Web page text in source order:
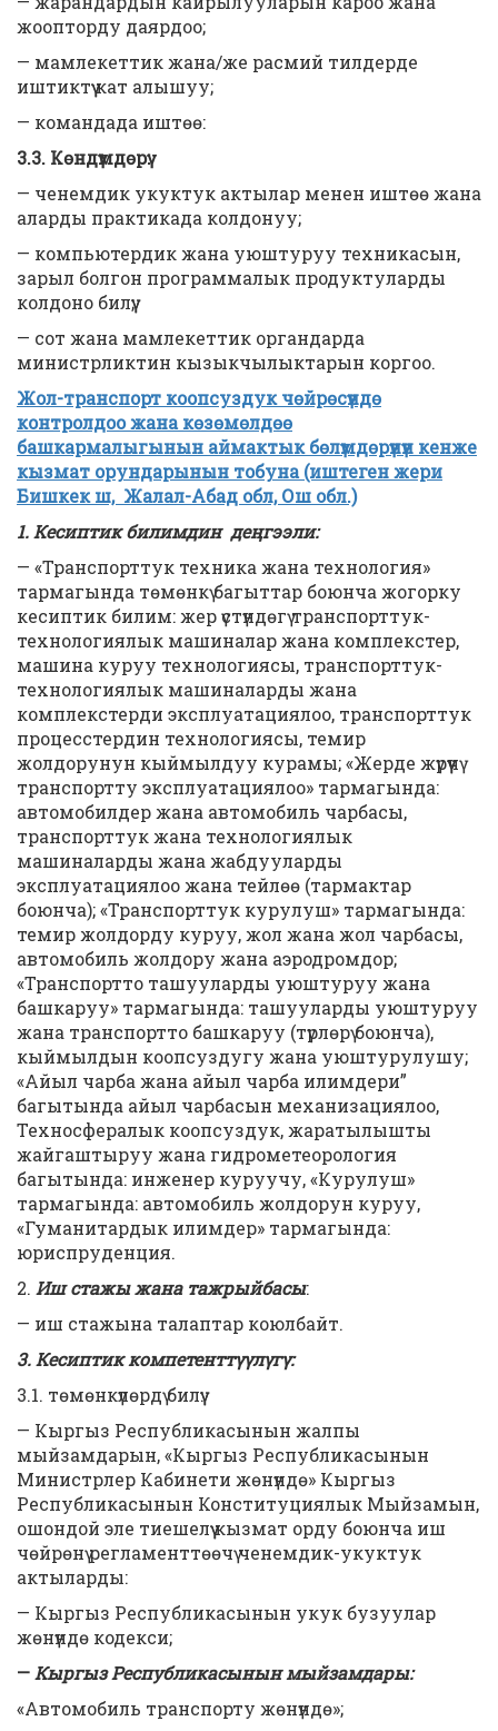
жоопторду даярдоо;
— мамлекеттик жана/же расмий тилдерде
иштиктүү кат алышуу;
— командада иштөө:
3.3. Көндүмдөрү:
— ченемдик укуктук актылар менен иштөө жана
аларды практикада колдонуу;
— компьютердик жана уюштуруу техникасын,
зарыл болгон программалык продуктуларды
колдоно билүү;
— сот жана мамлекеттик органдарда
министрликтин кызыкчылыктарын коргоо.
Жол-транспорт коопсуздук чөйрөсүндө
контролдоо жана көзөмөлдөө
башкармалыгынын аймактык бөлүмдөрүнүн кенже
кызмат орундарынын тобуна (иштеген жери
Бишкек ш, Жалал-Абад обл, Ош обл.)
1. Кесиптик билимдин деңгээли:
— «Транспорттук техника жана технология»
тармагында төмөнкү багыттар боюнча жогорку
кесиптик билим: жер үстүндөгү транспорттук-
технологиялык машиналар жана комплекстер,
машина куруу технологиясы, транспорттук-
технологиялык машиналарды жана
комплекстерди эксплуатациялоо, транспорттук
процесстердин технологиясы, темир
жолдорунун кыймылдуу курамы; «Жерде жүрүүчү
транспортту эксплуатациялоо» тармагында:
автомобилдер жана автомобиль чарбасы,
транспорттук жана технологиялык
машиналарды жана жабдууларды
эксплуатациялоо жана тейлөө (тармактар
боюнча); «Транспорттук курулуш» тармагында:
темир жолдорду куруу, жол жана жол чарбасы,
автомобиль жолдору жана аэродромдор;
«Транспортто ташууларды уюштуруу жана
башкаруу» тармагында: ташууларды уюштуруу
жана транспортто башкаруу (түрлөрү боюнча),
кыймылдын коопсуздугу жана уюштурулушу;
«Айыл чарба жана айыл чарба илимдери”
багытында айыл чарбасын механизациялоо,
Техносфералык коопсуздук, жаратылышты
жайгаштыруу жана гидрометеорология
багытында: инженер куруучу, «Курулуш»
тармагында: автомобиль жолдорун куруу,
«Гуманитардык илимдер» тармагында:
юриспруденция.
2. Иш стажы жана тажрыйбасы:
— иш стажына талаптар коюлбайт.
3. Кесиптик компетенттүүлүгү:
3.1. төмөнкүлөрдү билүү:
— Кыргыз Республикасынын жалпы
мыйзамдарын, «Кыргыз Республикасынын
Министрлер Кабинети жөнүндө» Кыргыз
Республикасынын Конституциялык Мыйзамын,
ошондой эле тиешелүү кызмат орду боюнча иш
чөйрөнү регламенттөөчү ченемдик-укуктук
актыларды:
— Кыргыз Республикасынын укук бузуулар
жөнүндө кодекси;
—Кыргыз Республикасынын мыйзамдары:
«Автомобиль транспорту жөнүндө»;